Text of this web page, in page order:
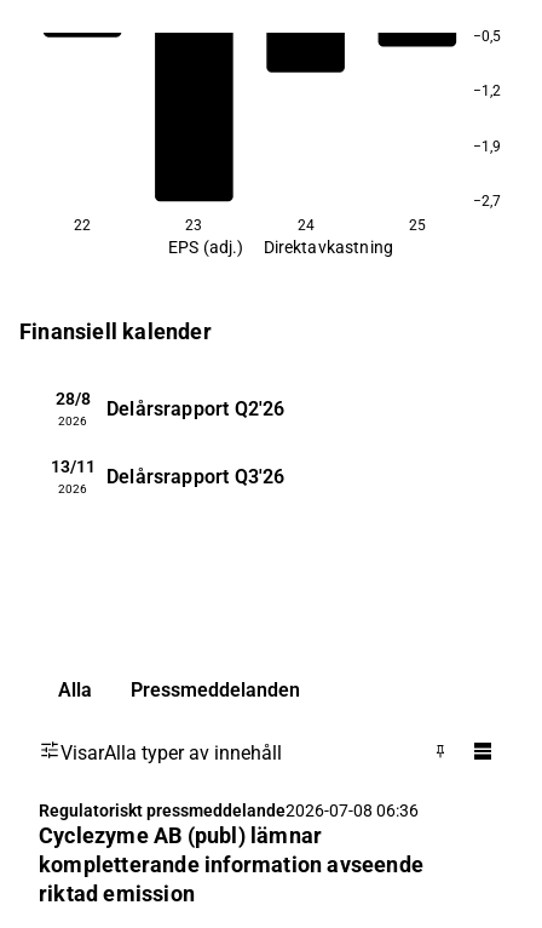
−0,5
−1,2
−1,9
−2,7
22
23 24 25
EPS (adj.) Direktavkastning
Finansiell kalender
28/8
2026
Delårsrapport Q2'26
13/11
2026
Delårsrapport Q3'26
Alla Pressmeddelanden
VisarAlla typer av innehåll
Regulatoriskt pressmeddelande2026-07-08 06:36
Cyclezyme AB (publ) lämnar
kompletterande information avseende
riktad emission